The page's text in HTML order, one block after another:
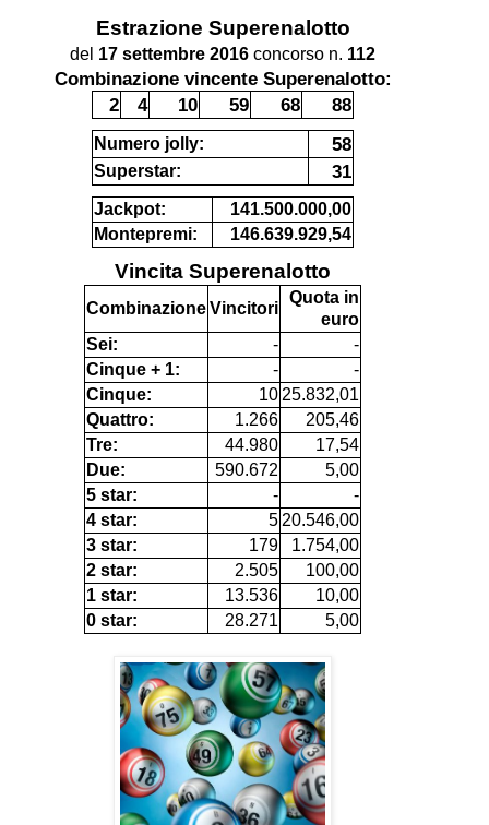
Estrazione Superenalotto
del 17 settembre 2016 concorso n. 112
Combinazione vincente Superenalotto:
2
4 10 59 68 88
Numero jolly: 58
Superstar: 31
Jackpot:
141.500.000,00
Montepremi:
146.639.929,54
Vincita Superenalotto
CombinazioneVincitori
Quota in
euro
Sei:
-
-
Cinque + 1:
-
-
Cinque:
10 25.832,01
Quattro:
1.266
205,46
Tre:
44.980
17,54
Due:
590.672
5,00
5 star:
-
-
4 star:
5 20.546,00
3 star:
179
1.754,00
2 star:
2.505
100,00
1 star:
13.536
10,00
0 star:
28.271 5,00